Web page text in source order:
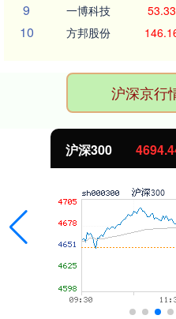
9 一博科技 53.33
10 方邦股份
沪深京行
北证50